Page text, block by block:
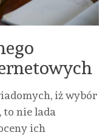
iż wybór
to nie lada
ich